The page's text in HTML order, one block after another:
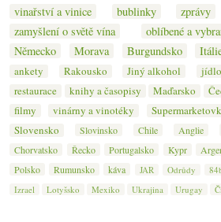
vinařství a vinice
bublinky zprávy
zamyšlení o světě vína
oblíbené a
Německo
Morava Burgundsko
ankety
Rakousko Jiný alkohol jídlo
restaurace
knihy a časopisy Maďarsko
filmy
vinárny a vinotéky
Slovensko
Slovinsko Chile Anglie
Chorvatsko
Řecko Portugalsko Kypr
Polsko
Rumunsko káva JAR Odrůdy
Izrael
Lotyšsko Mexiko Ukrajina Urugay